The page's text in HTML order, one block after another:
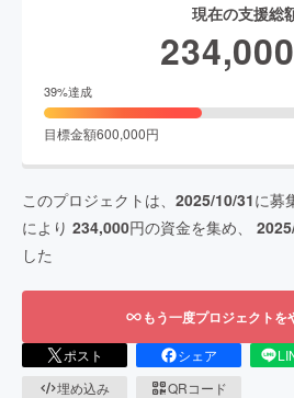
現在の支援総
234,000
39%達成
目標金額600,000円
このプロジェクトは、 2025/10/31に募
により 234,000円の資金を集め、
した
もう一度プロジェクトを
ポスト シェア
埋め込み
QRコード